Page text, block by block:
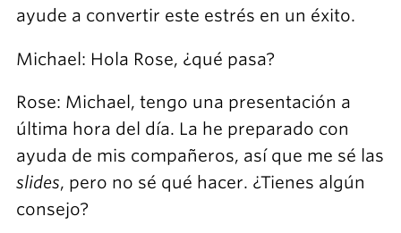
ayude a convertir este estrés en un éxito.
Michael: Hola Rose, ¿qué pasa?
Rose: Michael, tengo una presentación a
última hora del día. La he preparado con
ayuda de mis compañeros, así que me sé las
slides, pero no sé qué hacer. ¿Tienes algún
consejo?